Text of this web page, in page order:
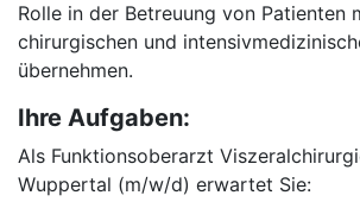
Rolle in der Betreuung von Patienten
chirurgischen und
übernehmen.
Ihre Aufgaben:
Als Funktionsoberarzt
Wuppertal (m/w/d) erwartet Sie: